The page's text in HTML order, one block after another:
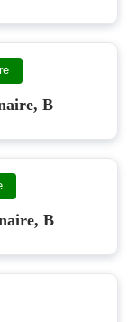
B
B